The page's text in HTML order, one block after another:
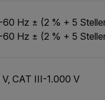
Hz ± (2 % + 5
Hz ± (2 % + 5
CAT III-1.000 V